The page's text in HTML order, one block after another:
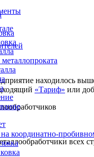
координатно-
находилось
«Тариф» или
всех